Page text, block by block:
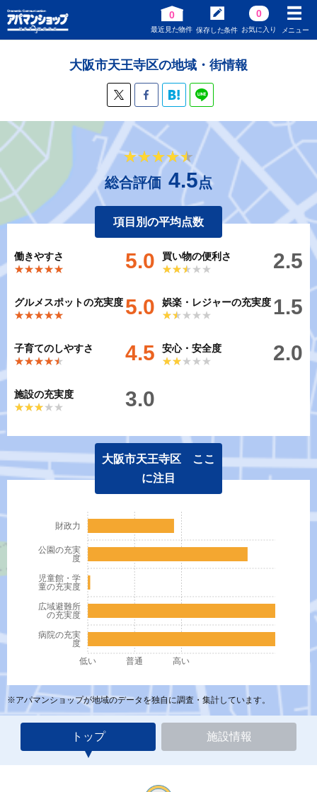
0
最近見た物件 保存した条件
0
お気に入り メニュー
大阪市天王寺区の地域・街情報
★★★★★
★★★★★
総合評価 4.5点
項目別の平均点数
働きやすさ
★★★★★
★★★★★ 5.0
買い物の便利さ
★★★★★
★★★★★ 2.5
グルメスポットの充実度
★★★★★
★★★★★ 5.0
娯楽・レジャーの充実度
★★★★★
★★★★★ 1.5
子育てのしやすさ
★★★★★
★★★★★ 4.5
安心・安全度
★★★★★
★★★★★ 2.0
施設の充実度
★★★★★
★★★★★ 3.0
大阪市天王寺区 ここ
に注目
病院の充実
度
広域避難所
の充実度
児童館・学
童の充実度
公園の充実
度
財政力
低い 普通 高い
※アパマンショップが地域のデータを独自に調査・集計しています。
トップ 施設情報